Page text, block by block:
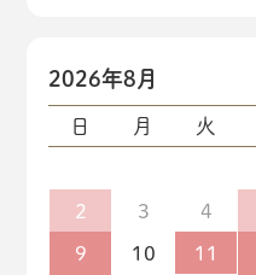
2026年8月
日 月 火
2 3 4
9 10 11